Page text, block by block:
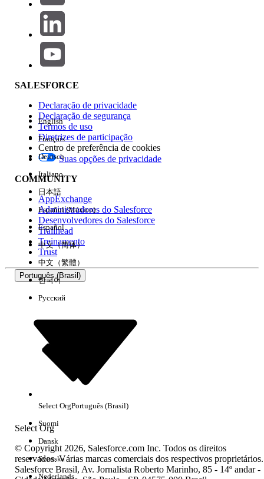
Área de produtos
Impacto do recurso
Edição
Experiência
Sem resultados
SALESFORCE
Declaração de privacidade
Declaração de segurança
Termos de uso
Diretrizes de participação
Centro de preferência de cookies
Suas opções de privacidade
COMMUNITY
AppExchange
Administradores do Salesforce
Desenvolvedores do Salesforce
Trailhead
Treinamento
Trust
Português (Brasil)
Select Org
English
Français
Deutsch
Italiano
日本語
Español (México)
Español
中文（简体）
中文（繁體）
한국어
Русский
Select OrgPortuguês (Brasil)
Suomi
Dansk
Svenska
Nederlands
© Copyright 2026, Salesforce.com Inc. Todos os direitos
reservados. Várias marcas comerciais dos respectivos proprietários.
Salesforce Brasil, Av. Jornalista Roberto Marinho, 85 - 14º andar -